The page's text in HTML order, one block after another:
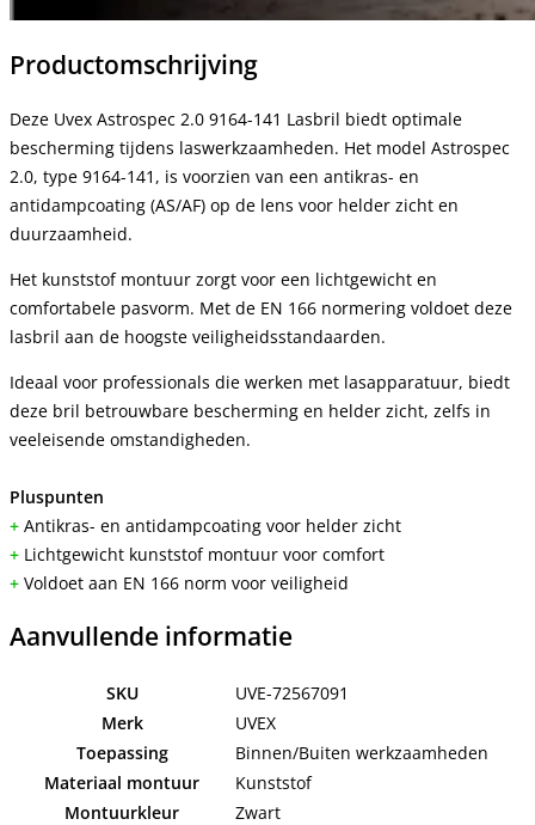
Productomschrijving
Deze Uvex Astrospec 2.0 9164-141 Lasbril biedt optimale
bescherming tijdens laswerkzaamheden. Het model Astrospec
2.0, type 9164-141, is voorzien van een antikras- en
antidampcoating (AS/AF) op de lens voor helder zicht en
duurzaamheid.
Het kunststof montuur zorgt voor een lichtgewicht en
comfortabele pasvorm. Met de EN 166 normering voldoet deze
lasbril aan de hoogste veiligheidsstandaarden.
Ideaal voor professionals die werken met lasapparatuur, biedt
deze bril betrouwbare bescherming en helder zicht, zelfs in
veeleisende omstandigheden.
Pluspunten
+ Antikras- en antidampcoating voor helder zicht
+ Lichtgewicht kunststof montuur voor comfort
+ Voldoet aan EN 166 norm voor veiligheid
Aanvullende informatie
SKU
UVE-72567091
Merk
UVEX
Toepassing
Binnen/Buiten werkzaamheden
Materiaal montuur
Kunststof
Montuurkleur
Zwart